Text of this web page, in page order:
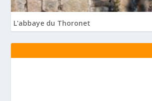
L'abbaye du Thoronet